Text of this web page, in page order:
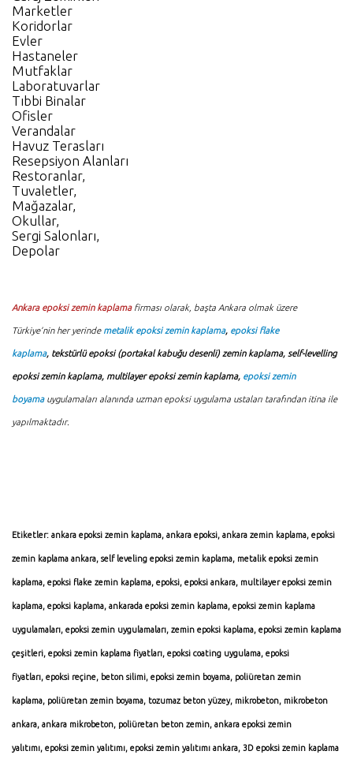
Marketler
Koridorlar
Evler
Hastaneler
Mutfaklar
Laboratuvarlar
Tıbbi Binalar
Ofisler
Verandalar
Havuz Terasları
Resepsiyon Alanları
Restoranlar,
Tuvaletler,
Mağazalar,
Okullar,
Sergi Salonları,
Depolar
Ankara epoksi zemin kaplamafirması olarak, başta Ankara olmak üzere
Türkiye’nin her yerinde metalik epoksi zemin kaplama, epoksi flake
kaplama, tekstürlü epoksi (portakal kabuğu desenli) zemin kaplama, self-levelling
epoksi zemin kaplama, multilayer epoksi zemin kaplama, epoksi zemin
boyamauygulamaları alanında uzman epoksi uygulama ustaları tarafından itina ile
yapılmaktadır.
Etiketler: ankara epoksi zemin kaplama, ankara epoksi, ankara zemin kaplama, epoksi
zemin kaplama ankara, self leveling epoksi zemin kaplama, metalik epoksi zemin
kaplama, epoksi flake zemin kaplama, epoksi, epoksi ankara, multilayer epoksi zemin
kaplama, epoksi kaplama, ankarada epoksi zemin kaplama, epoksi zemin kaplama
uygulamaları, epoksi zemin uygulamaları, zemin epoksi kaplama, epoksi zemin kaplama
çeşitleri, epoksi zemin kaplama fiyatları, epoksi coating uygulama, epoksi
fiyatları, epoksi reçine, beton silimi, epoksi zemin boyama, poliüretan zemin
kaplama, poliüretan zemin boyama, tozumaz beton yüzey, mikrobeton, mikrobeton
ankara, ankara mikrobeton, poliüretan beton zemin, ankara epoksi zemin
yalıtımı, epoksi zemin yalıtımı, epoksi zemin yalıtımı ankara, 3D epoksi zemin kaplama